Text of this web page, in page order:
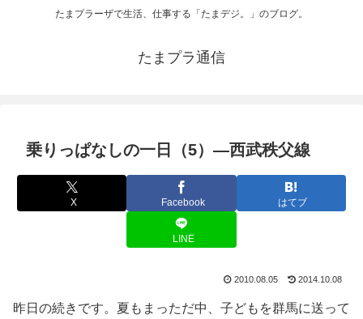
たまプラーザで生活、仕事する「たまデジ。」のブログ。
たまプラ通信
乗りっぱなしの一日（5）―西武秩父線
X Facebook はてブ
LINE
2010.08.05 2014.10.08
昨日の続きです。夏もまっただ中、子どもを群馬に送って